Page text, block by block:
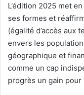
L’édition 2025 met
ses formes et
(égalité d’accès aux
envers les
géographique et
comme un cap
progrès un gain pour